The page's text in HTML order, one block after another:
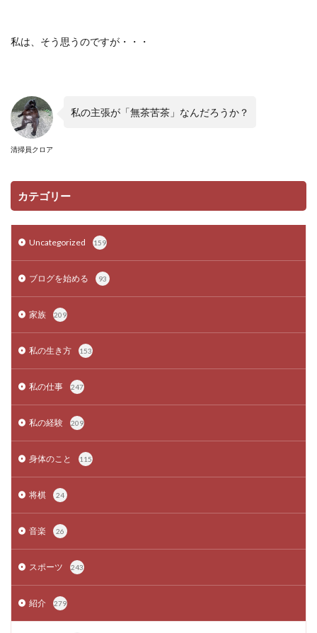
私は、そう思うのですが・・・
清掃員クロア
私の主張が「無茶苦茶」なんだろうか？
カテゴリー
Uncategorized 159
ブログを始める 93
家族 209
私の生き方 153
私の仕事 247
私の経験 209
身体のこと 115
将棋 24
音楽 26
スポーツ 243
紹介 279